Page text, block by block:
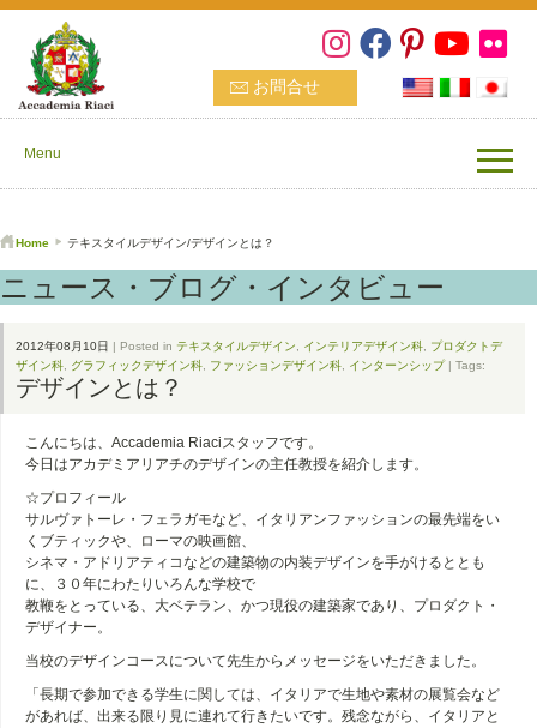
お問合せ
Menu
Home テキスタイルデザイン/デザインとは？
ニュース・ブログ・インタビュー
2012年08月10日 | Posted in テキスタイルデザイン インテリアデザイン科
プロダクトデ
ザイン科
グラフィックデザイン科 ファッションデザイン科 インターンシップ| Tags:
デザインとは？
こんにちは、Accademia Riaciスタッフです。
今日はアカデミアリアチのデザインの主任教授を紹介します。
☆プロフィール
サルヴァトーレ・フェラガモなど、イタリアンファッションの最先端をい
くブティックや、ローマの映画館、
シネマ・アドリアティコなどの建築物の内装デザインを手がけるととも
に、３０年にわたりいろんな学校で
教鞭をとっている、大ベテラン、かつ現役の建築家であり、プロダクト・
デザイナー。
当校のデザインコースについて先生からメッセージをいただきました。
「長期で参加できる学生に関しては、イタリアで生地や素材の展覧会など
があれば、出来る限り見に連れて行きたいです。残念ながら、イタリアと